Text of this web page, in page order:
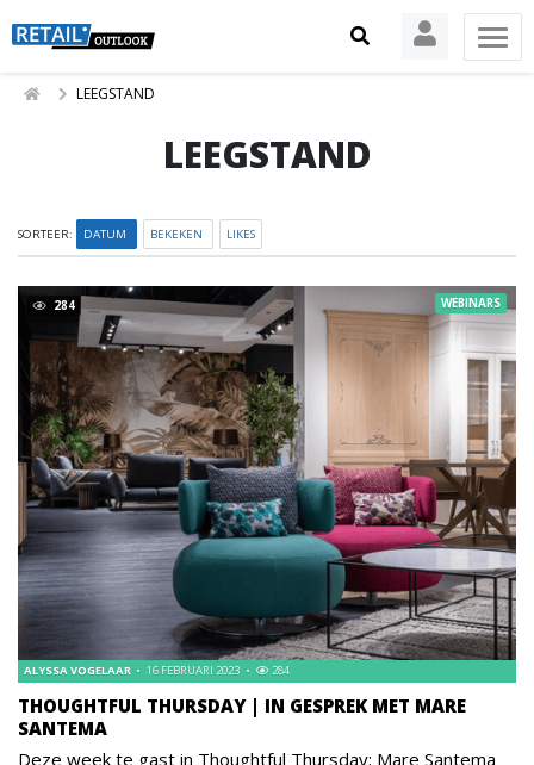
LEEGSTAND
LEEGSTAND
SORTEER: DATUM BEKEKEN LIKES
284
THOUGHTFUL THURSDAY | IN GESPREK MET MARE
SANTEMA
ALYSSA VOGELAAR 16 FEBRUARI 2023 284
WEBINARS
Deze week te gast in Thoughtful Thursday: Mare Santema